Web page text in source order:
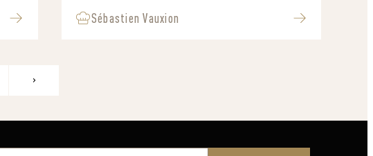
Sébastien Vauxion
›